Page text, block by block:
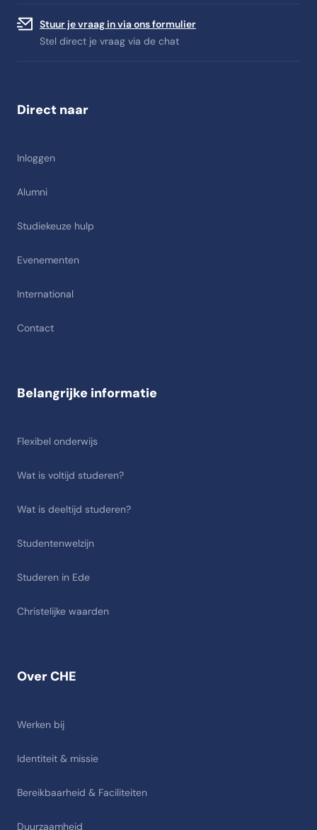
Stuur je vraag in via ons formulier
Stel direct je vraag via de chat
Direct naar
Inloggen
Alumni
Studiekeuze hulp
Evenementen
International
Contact
Over CHE
Werken bij
Identiteit & missie
Bereikbaarheid & Faciliteiten
Duurzaamheid
Belangrijke informatie
Flexibel onderwijs
Wat is voltijd studeren?
Wat is deeltijd studeren?
Studentenwelzijn
Studeren in Ede
Christelijke waarden